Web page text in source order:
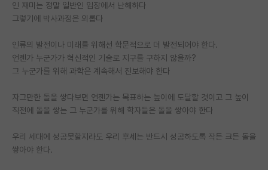
인문사회 계열 게시판
반도체/AI 게시판
장학금/장학생 게시판
학술 정보 게시판
커리어
인 재미는 정말 일반인 입장에서 난해하다
그렇기에 박사과정은 외롭다
인류의 발전이나 미래를 위해선 학문적으로 더 발전되어야 한다.
언젠가 누군가가 혁신적인 기술로 지구를 구하지 않을까?
그 누군가를 위해 과학은 계속해서 진보해야 한다
자그만한 돌을 쌓다보면 언젠가는 목표하는 높이에 도달할 것이고 그 높이
직전에 돌을 쌓는 그 누군가를 위해 학자들은 돌을 쌓아야 한다
우리 세대에 성공못할지라도 우리 후세는 반드시 성공하도록 작든 크든 돌을
쌓아야 한다.